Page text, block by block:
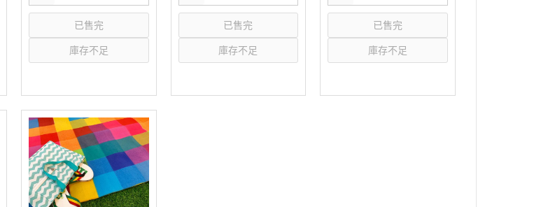
已售完
庫存不足
已售完
庫存不足
已售完
庫存不足